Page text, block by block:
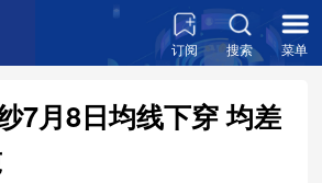
订阅 搜索 菜单
7月8日均线下穿 均差